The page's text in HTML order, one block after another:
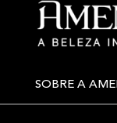
SOBRE A